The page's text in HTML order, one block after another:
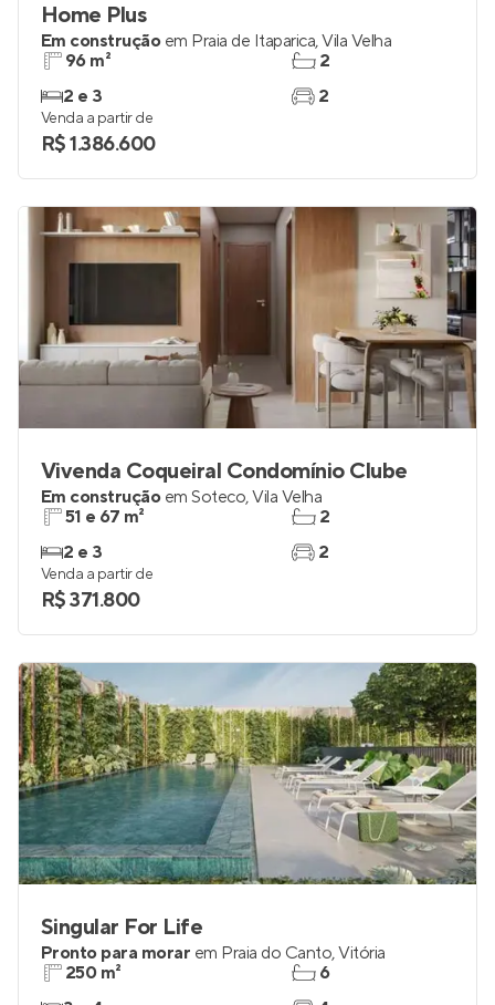
Home Plus
Em construção em Praia de Itaparica,Vila Velha
96 m²
2 e 3
2
2
Venda a partir de
R$ 1.386.600
Vivenda Coqueiral Condomínio Clube
Em construção em Soteco,Vila Velha
51 e 67 m²
2 e 3
2
2
Venda a partir de
R$ 371.800
Singular For Life
Pronto para morar em Praia do Canto,Vitória
250 m²
6